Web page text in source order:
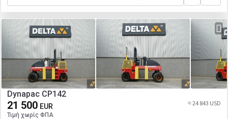
Dynapac CP142
21 500 EUR
Τιμή χωρίς ΦΠΑ
≈ 24 843 USD